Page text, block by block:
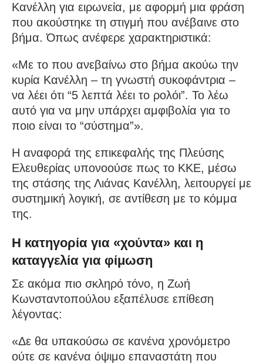
Κανέλλη για ειρωνεία, με αφορμή μια φράση
που ακούστηκε τη στιγμή που ανέβαινε στο
βήμα. Όπως ανέφερε χαρακτηριστικά:
«Με το που ανεβαίνω στο βήμα ακούω την
κυρία Κανέλλη – τη γνωστή συκοφάντρια –
να λέει ότι “5 λεπτά λέει το ρολόι”. Το λέω
αυτό για να μην υπάρχει αμφιβολία για το
ποιο είναι το “σύστημα”».
Η αναφορά της επικεφαλής της Πλεύσης
Ελευθερίας υπονοούσε πως το ΚΚΕ, μέσω
της στάσης της Λιάνας Κανέλλη, λειτουργεί με
συστημική λογική, σε αντίθεση με το κόμμα
της.
Η κατηγορία για «χούντα» και η
καταγγελία για φίμωση
Σε ακόμα πιο σκληρό τόνο, η Ζωή
Κωνσταντοπούλου εξαπέλυσε επίθεση
λέγοντας:
«Δε θα υπακούσω σε κανένα χρονόμετρο
ούτε σε κανένα όψιμο επαναστάτη που